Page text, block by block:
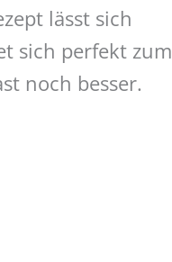
lässt sich
sich perfekt zum
noch besser.